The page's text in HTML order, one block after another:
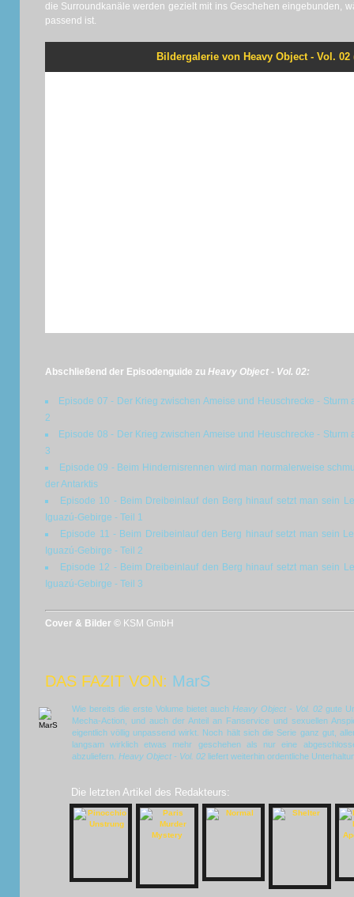
die Surroundkanäle werden gezielt mit ins Geschehen eingebunden,
passend ist.
Bildergalerie von Heavy Object - Vol. 02
Abschließend der Episodenguide zu Heavy Object - Vol. 02:
Episode 07 - Der Krieg zwischen Ameise und Heuschrecke - Sturm
2
Episode 08 - Der Krieg zwischen Ameise und Heuschrecke - Sturm
3
Episode 09 - Beim Hindernisrennen wird man normalerweise
der Antarktis
Episode 10 - Beim Dreibeinlauf den Berg hinauf setzt man sein
Iguazú-Gebirge - Teil 1
Episode 11 - Beim Dreibeinlauf den Berg hinauf setzt man sein
Iguazú-Gebirge - Teil 2
Episode 12 - Beim Dreibeinlauf den Berg hinauf setzt man sein
Iguazú-Gebirge - Teil 3
Cover & Bilder © KSM GmbH
DAS FAZIT VON: MarS
Wie bereits die erste Volume bietet auch Heavy Object - Vol. 02 gute
Mecha-Action, und auch der Anteil an Fanservice und sexuellen
eigentlich völlig unpassend wirkt. Noch hält sich die Serie ganz gut,
langsam wirklich etwas mehr geschehen als nur eine
abzuliefern. Heavy Object - Vol. 02 liefert weiterhin ordentliche
Die letzten Artikel des Redakteurs: